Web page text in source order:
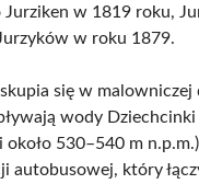
w 1819 roku,
w roku 1879.
się w
wody
około 530–540 m
autobusowej, który